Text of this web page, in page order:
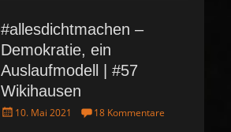
#allesdichtmachen –
Demokratie, ein
Auslaufmodell | #57
Wikihausen
P
10. Mai 2021 18 Kommentare